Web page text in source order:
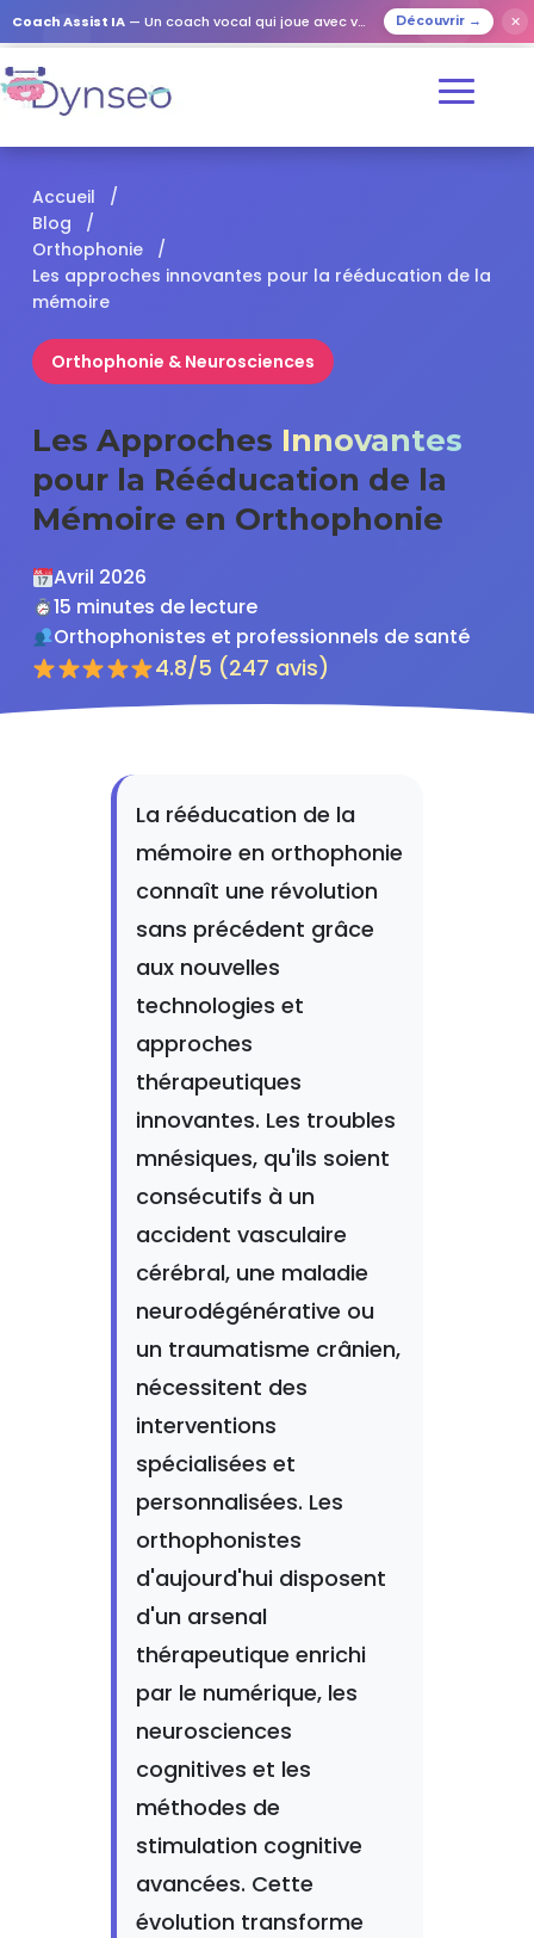
Coach Assist IA — Un coach vocal qui joue avec vos proches Découvrir → ✕
Accueil
/
Blog
/
Orthophonie
/
Les approches innovantes pour la rééducation de la
mémoire
Orthophonie & Neurosciences
Les Approches Innovantes
pour la Rééducation de la
Mémoire en Orthophonie
Avril 2026
15 minutes de lecture
Orthophonistes et professionnels de santé
4.8/5 (247 avis)
La rééducation de la
mémoire en orthophonie
connaît une révolution
sans précédent grâce
aux nouvelles
technologies et
approches
thérapeutiques
innovantes. Les troubles
mnésiques, qu'ils soient
consécutifs à un
accident vasculaire
cérébral, une maladie
neurodégénérative ou
un traumatisme crânien,
nécessitent des
interventions
spécialisées et
personnalisées. Les
orthophonistes
d'aujourd'hui disposent
d'un arsenal
thérapeutique enrichi
par le numérique, les
neurosciences
cognitives et les
méthodes de
stimulation cognitive
avancées. Cette
évolution transforme